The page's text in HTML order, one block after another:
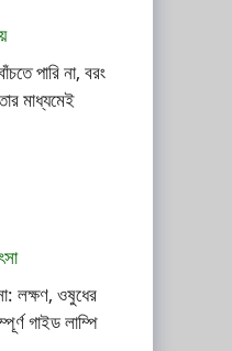
পারি না, বরং
মাধ্যমেই
লক্ষণ, ওষুধের
গাইড লাম্পি